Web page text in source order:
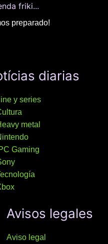
friki...
preparado!
diarias
y series
metal
Gaming
Avisos legales
Aviso legal